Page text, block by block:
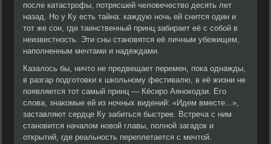
после катастрофы, потрясшей человечество десять лет
назад. Но у Ку есть тайна: каждую ночь ей снится один и
тот же сон, где таинственный принц забирает её с собой в
неизвестность. Эти сны становятся её личным убежищем,
наполненным мечтами и надеждами.
Казалось бы, ничто не предвещает перемен, пока однажды,
в разгар подготовки к школьному фестивалю, в её жизни не
появляется тот самый принц — Кёсиро Аянокодзи. Его
слова, знакомые ей из ночных видений: «Идем вместе...»,
заставляют сердце Ку забиться быстрее. Встреча с ним
становится началом новой главы, полной загадок и
открытий, где реальность переплетается с мечтой.